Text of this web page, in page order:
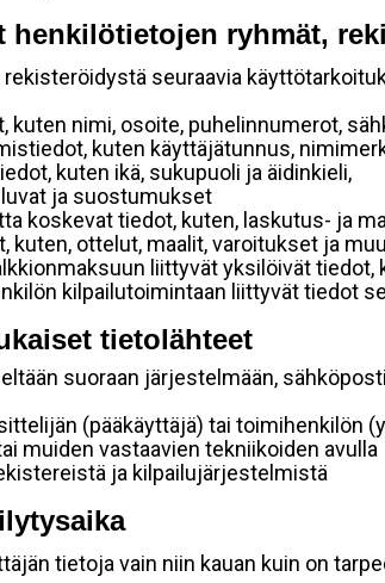
henkilötietojen ryhmät,
seuraavia
kuten nimi, osoite, puhelinnumerot,
kuten käyttäjätunnus,
kuten ikä, sukupuoli ja äidinkieli,
ja suostumukset
koskevat tiedot, kuten, laskutus- ja
kuten, ottelut, maalit, varoitukset ja
liittyvät yksilöivät tiedot,
kilpailutoimintaan liittyvät tiedot
tietolähteet
suoraan järjestelmään,
(pääkäyttäjä) tai toimihenkilön
muiden vastaavien tekniikoiden avulla
ja kilpailujärjestelmistä
tietoja vain niin kauan kuin on